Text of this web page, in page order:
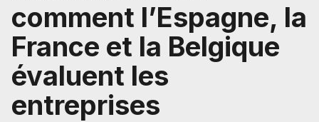
comment l’Espagne, la
France et la Belgique
évaluent les
entreprises